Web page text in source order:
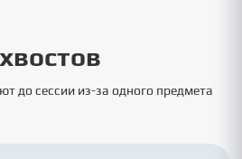
до сессии из-за одного предмета